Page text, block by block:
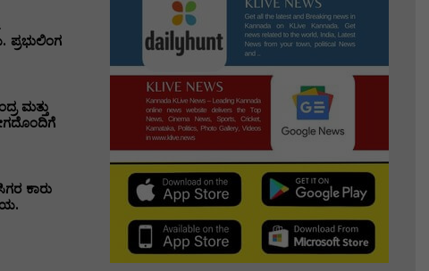
ಪ್ರಭುಲಿಂಗ
ಮತ್ತು
ಕಾರು